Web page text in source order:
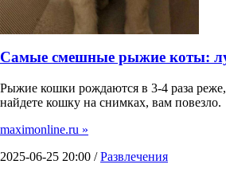
Самые смешные рыжие коты:
Рыжие кошки рождаются в 3-4 раза
найдете кошку на снимках, вам повезло.
maximonline.ru »
2025-06-25 20:00 /Развлечения